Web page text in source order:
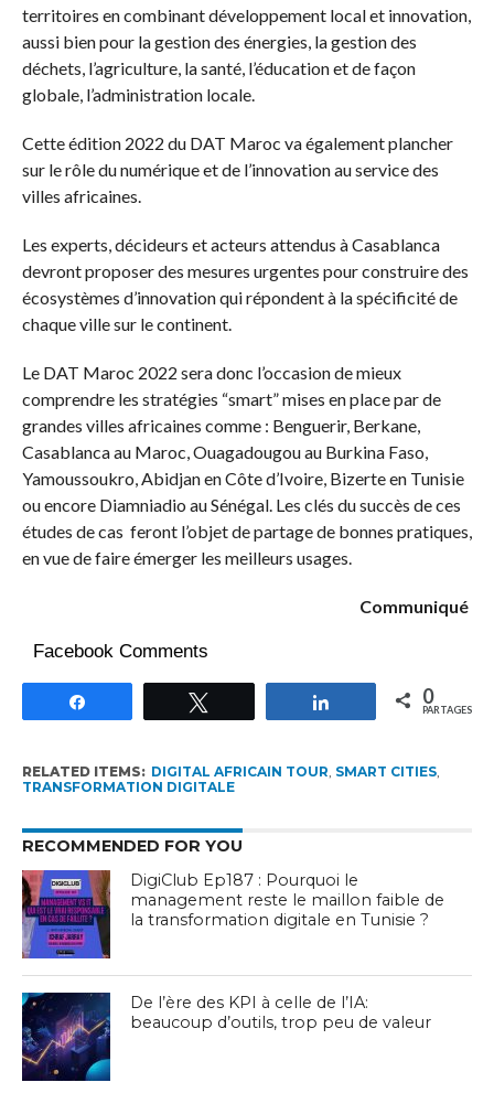
territoires en combinant développement local et innovation,
aussi bien pour la gestion des énergies, la gestion des
déchets, l’agriculture, la santé, l’éducation et de façon
globale, l’administration locale.
Cette édition 2022 du DAT Maroc va également plancher
sur le rôle du numérique et de l’innovation au service des
villes africaines.
Les experts, décideurs et acteurs attendus à Casablanca
devront proposer des mesures urgentes pour construire des
écosystèmes d’innovation qui répondent à la spécificité de
chaque ville sur le continent.
Le DAT Maroc 2022 sera donc l’occasion de mieux
comprendre les stratégies “smart” mises en place par de
grandes villes africaines comme : Benguerir, Berkane,
Casablanca au Maroc, Ouagadougou au Burkina Faso,
Yamoussoukro, Abidjan en Côte d’Ivoire, Bizerte en Tunisie
ou encore Diamniadio au Sénégal. Les clés du succès de ces
études de cas feront l’objet de partage de bonnes pratiques,
en vue de faire émerger les meilleurs usages.
Communiqué
Facebook Comments
Partagez 0
PARTAGES
RELATED ITEMS: DIGITAL AFRICAIN TOUR SMART CITIES,
TRANSFORMATION DIGITALE
RECOMMENDED FOR YOU
DigiClub Ep187 : Pourquoi le
management reste le maillon faible de
la transformation digitale en Tunisie ?
De l’ère des KPI à celle de l’IA:
beaucoup d’outils, trop peu de valeur